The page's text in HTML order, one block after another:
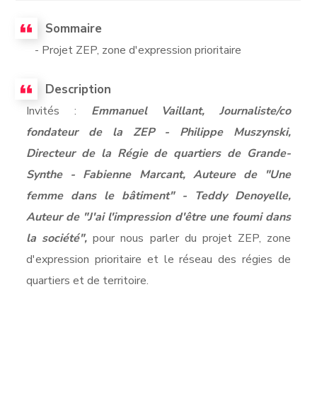
Sommaire
- Projet ZEP, zone d'expression prioritaire
Description
Invités : Emmanuel Vaillant, Journaliste/co
fondateur de la ZEP - Philippe Muszynski,
Directeur de la Régie de quartiers de Grande-
Synthe - Fabienne Marcant, Auteure de "Une
femme dans le bâtiment" - Teddy Denoyelle,
Auteur de "J'ai l'impression d'être une foumi dans
la société",pour nous parler du projet ZEP, zone
d'expression prioritaire et le réseau des régies de
quartiers et de territoire.